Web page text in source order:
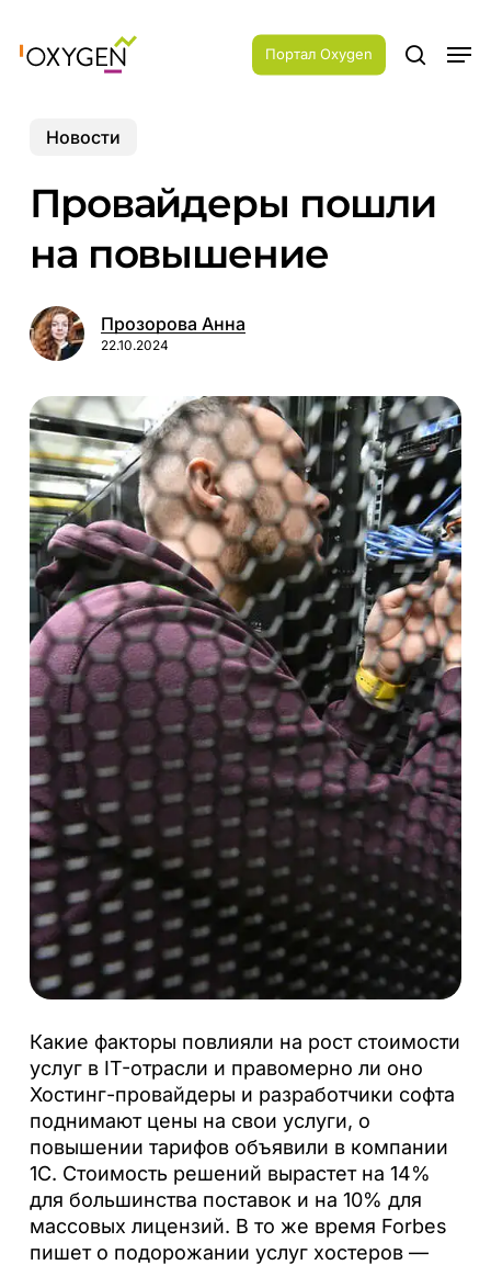
main
Портал Oxygen search
Новости
Провайдеры пошли
на повышение
Прозорова Анна
22.10.2024
Какие факторы повлияли на рост стоимости
услуг в IT-отрасли и правомерно ли оно
Хостинг-провайдеры и разработчики софта
поднимают цены на свои услуги, о
повышении тарифов объявили в компании
1С. Стоимость решений вырастет на 14%
для большинства поставок и на 10% для
массовых лицензий. В то же время Forbes
пишет о подорожании услуг хостеров —